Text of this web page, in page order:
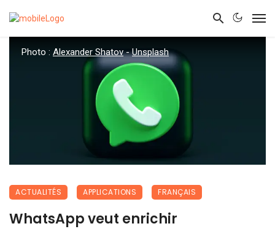
Photo : Alexander Shatov-Unsplash
ACTUALITÉS APPLICATIONS FRANÇAIS
WhatsApp veut enrichir